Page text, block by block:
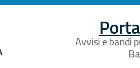
Avvisi e bandi